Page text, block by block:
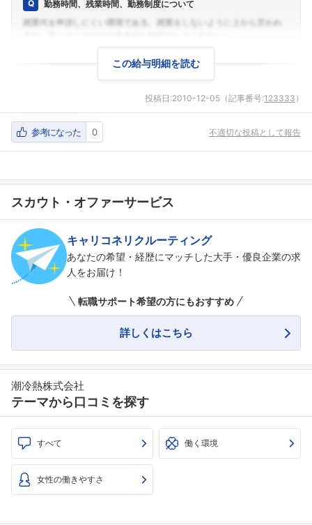
勤務時間、残業時間、勤務制度について
この給与明細を読む
投稿日:2010-12-05 （記事番号:123333 ）
参考になった 0 不適切な投稿として報告
スカウト・オファーサービス
キャリコネリクルーティング
あなたの希望・経歴にマッチした大手・優良企業の求
人をお届け！
転職サポート希望の方にもおすすめ
詳しくはこちら
潮冷熱株式会社
テーマから口コミを探す
すべて 働く環境
女性の働きやすさ